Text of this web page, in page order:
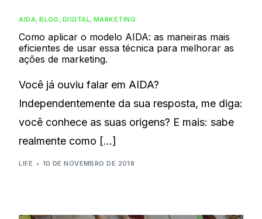
AIDA,BLOG , DIGITAL,MARKETING
Como aplicar o modelo AIDA: as maneiras mais
eficientes de usar essa técnica para melhorar as
ações de marketing.
Você já ouviu falar em AIDA?
Independentemente da sua resposta, me diga:
você conhece as suas origens? E mais: sabe
realmente como […]
LIFE 10 DE NOVEMBRO DE 2018